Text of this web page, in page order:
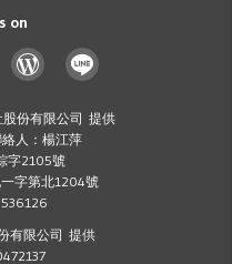
on
份有限公司 提供
人：楊江萍
字2105號
字第北1204號
有限公司 提供